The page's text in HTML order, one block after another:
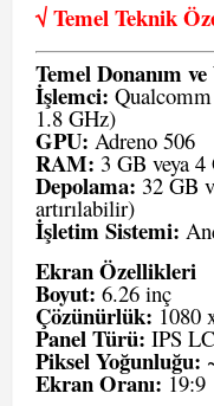
√ Temel Teknik
Temel Donanım
İşlemci:
1.8 GHz)
GPU: Adreno 506
RAM: 3 GB veya 4
Depolama: 32 GB
artırılabilir)
İşletim Sistemi:
Ekran Özellikleri
Boyut: 6.26 inç
Çözünürlük: 1080
Panel Türü: IPS
Piksel Yoğunluğu:
Ekran Oranı: 19:9